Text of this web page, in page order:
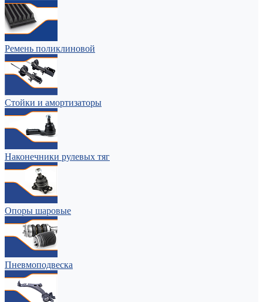
Ремень поликлиновой
Стойки и амортизаторы
Наконечники рулевых тяг
Опоры шаровые
Пневмоподвеска